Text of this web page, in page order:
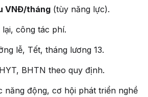
VNĐ/tháng (tùy năng lực).
công tác phí.
lễ, Tết, tháng lương 13.
BHTN theo quy định.
năng động, cơ hội phát triển nghề